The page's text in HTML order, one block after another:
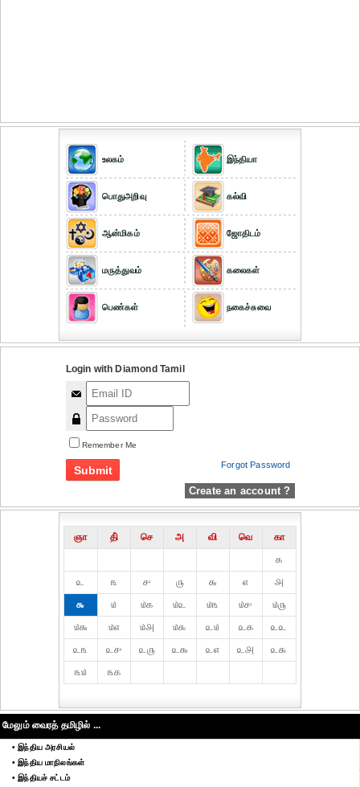
உலகம்
பொதுஅறிவு
ஆன்மிகம்
மருத்துவம்
பெண்கள்
இந்தியா
கல்வி
ஜோதிடம்
கலைகள்
நகைச்சுவை
Login with Diamond Tamil
Remember Me
Forgot Password
Create an account ?
ஞா தி் செ அ வி வெ
கா
௧
௨
௩ ௪ ௫ ௬ ௭
௮
௯
௰ ௰௧ ௰௨ ௰௩ ௰௪
௰௫
௰௬
௰௭ ௰௮ ௰௯ ௨௰ ௨௧
௨௨
௨௩
௨௪ ௨௫ ௨௬ ௨௭ ௨௮
௨௯
௩௰
௩௧
மேலும் வைரத் தமிழில் ...
• இந்திய அரசியல்
• இந்திய மாநிலங்கள்
• இந்தியச் சட்டம்